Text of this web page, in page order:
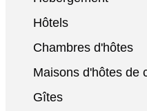
Hôtels
Chambres d'hôtes
Maisons d'hôtes de
Gîtes